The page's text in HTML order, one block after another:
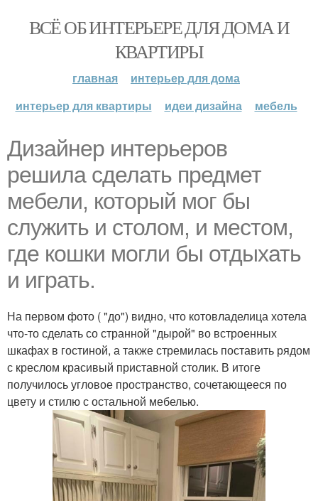
ВСЁ ОБ ИНТЕРЬЕРЕ ДЛЯ ДОМА И
КВАРТИРЫ
главная
интерьер для дома
интерьер для квартиры
идеи дизайна мебель
Дизайнер интерьеров
решила сделать предмет
мебели, который мог бы
служить и столом, и местом,
где кошки могли бы отдыхать
и играть.
На первом фото ( "до") видно, что котовладелица хотела
что-то сделать со странной "дырой" во встроенных
шкафах в гостиной, а также стремилась поставить рядом
с креслом красивый приставной столик. В итоге
получилось угловое пространство, сочетающееся по
цвету и стилю с остальной мебелью.